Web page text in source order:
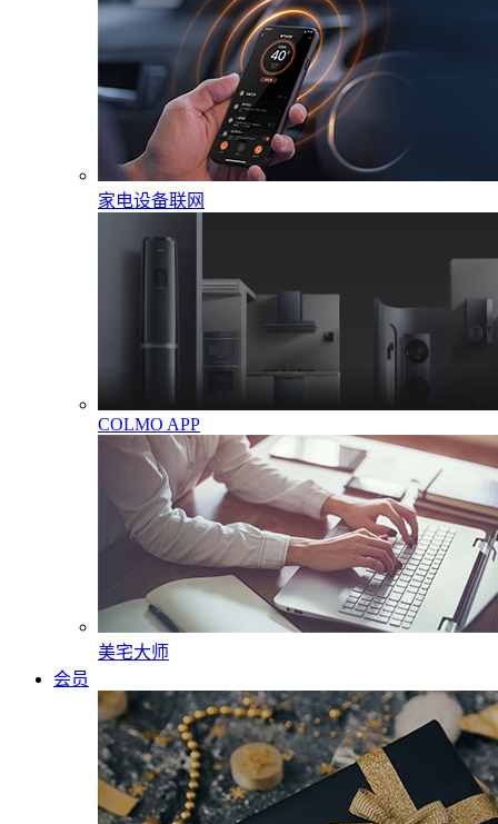
家电设备联网
COLMO APP
美宅大师
会员